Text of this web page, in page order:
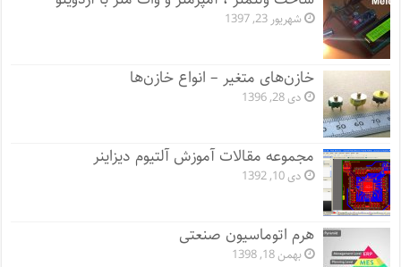
شهریور 23, 1397
خازن‌های متغیر – انواع خازن‌ها
دی 28, 1396
مجموعه مقالات آموزش آلتیوم دیزاینر
دی 10, 1392
هرم اتوماسیون صنعتی
بهمن 18, 1398